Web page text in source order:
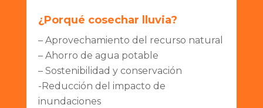
¿Porqué cosechar lluvia?
– Aprovechamiento del recurso natural
– Ahorro de agua potable
– Sostenibilidad y conservación
-Reducción del impacto de
inundaciones